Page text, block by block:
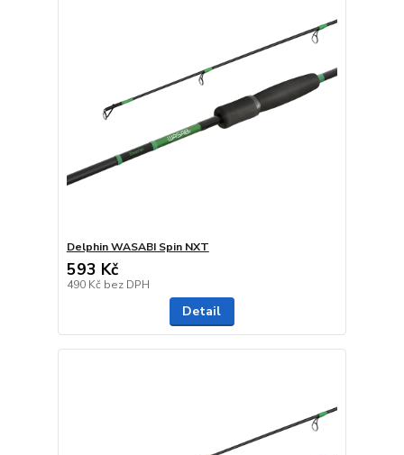
Delphin WASABI Spin NXT
593 Kč
490 Kč bez DPH
Detail